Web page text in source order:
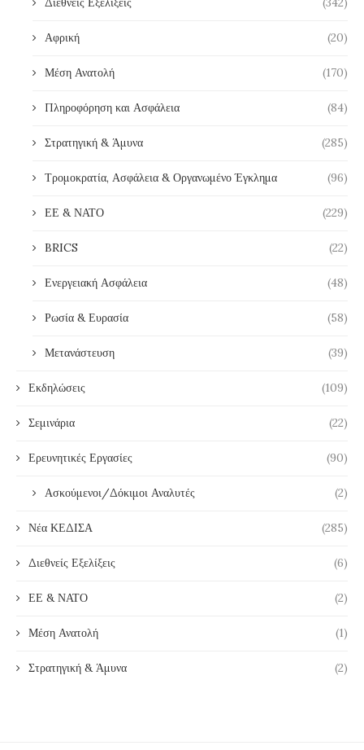
Αφρική (20)
Μέση Ανατολή (170)
Πληροφόρηση και Ασφάλεια (84)
Στρατηγική & Άμυνα (285)
Τρομοκρατία, Ασφάλεια & Οργανωμένο Έγκλημα (96)
ΕΕ & ΝΑΤΟ (229)
BRICS (22)
Ενεργειακή Ασφάλεια (48)
Ρωσία & Ευρασία (58)
Μετανάστευση (39)
Εκδηλώσεις (109)
Σεμινάρια (22)
Ερευνητικές Εργασίες (90)
Ασκούμενοι/Δόκιμοι Αναλυτές (2)
Νέα ΚΕΔΙΣΑ (285)
Διεθνείς Εξελίξεις (6)
ΕΕ & ΝΑΤΟ (2)
Μέση Ανατολή (1)
Στρατηγική & Άμυνα (2)